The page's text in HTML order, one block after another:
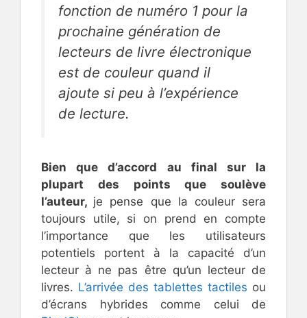
fonction de numéro 1 pour la
prochaine génération de
lecteurs de livre électronique
est de couleur quand il
ajoute si peu à l’expérience
de lecture.
Bien que d’accord au final sur la
plupart des points que soulève
l’auteur, je pense que la couleur sera
toujours utile, si on prend en compte
l’importance que les utilisateurs
potentiels portent à la capacité d’un
lecteur à ne pas être qu’un lecteur de
livres. L’arrivée des tablettes tactiles ou
d’écrans hybrides comme celui de